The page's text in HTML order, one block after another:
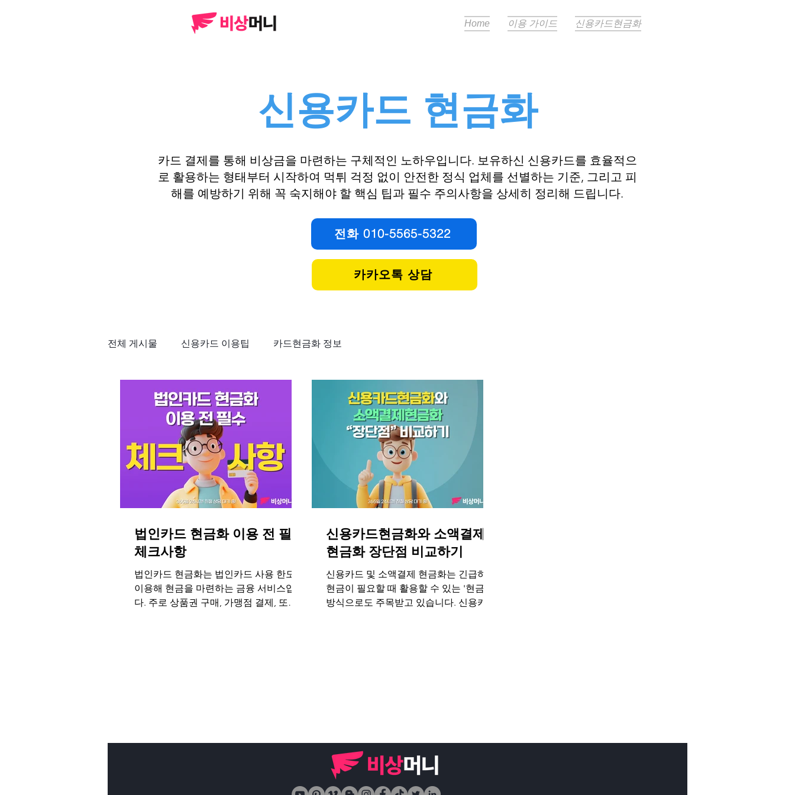
Home 이용 가이드 신용카드현금화
​신용카드 현금화
카드 결제를 통해 비상금을 마련하는 구체적인 노하우입니다. 보유하신 신용카드를 효율적으
로 활용하는 형태부터 시작하여 먹튀 걱정 없이 안전한 정식 업체를 선별하는 기준, 그리고 피
해를 예방하기 위해 꼭 숙지해야 할 핵심 팁과 필수 주의사항을 상세히 정리해 드립니다.
전화 010-5565-5322
카카오톡 상담
전체 게시물 신용카드 이용팁 카드현금화 정보
법인카드 현금화 이용 전 필수
체크사항
법인카드 현금화는 법인카드 사용 한도를
이용해 현금을 마련하는 금융 서비스입니
다. 주로 상품권 구매, 가맹점 결제, 또는
신용카드현금화와 소액결제
현금화 장단점 비교하기
신용카드 및 소액결제 현금화는 긴급하게
현금이 필요할 때 활용할 수 있는 '현금화'
방식으로도 주목받고 있습니다. 신용카드